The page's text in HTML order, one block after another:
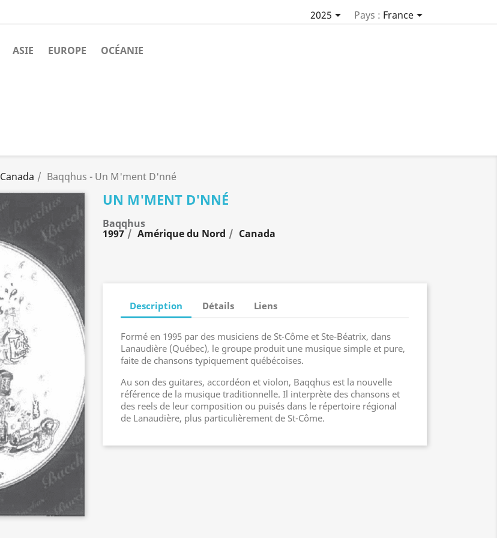
2025 Pays : France
ASIE EUROPE OCÉANIE
Canada Baqqhus - Un M'ment D'nné
UN M'MENT D'NNÉ
Baqqhus
1997 Amérique du Nord Canada
Description Détails Liens
Formé en 1995 par des musiciens de St-Côme et Ste-Béatrix, dans
Lanaudière (Québec), le groupe produit une musique simple et pure,
faite de chansons typiquement québécoises.
Au son des guitares, accordéon et violon, Baqqhus est la nouvelle
référence de la musique traditionnelle. Il interprète des chansons et
des reels de leur composition ou puisés dans le répertoire régional
de Lanaudière, plus particulièrement de St-Côme.